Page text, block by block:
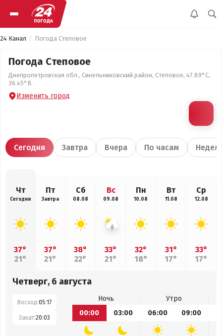
24 Канал Погода Степовое
Погода Степовое
Днепропетровская обл., Синельниковский район, Степовое, 47.89°С,
36.45°В
Изменить город
Сегодня Завтра Вчера По часам
Чт
Сегодня
37°
21°
Пт
Завтра
37°
21°
Сб
08.08
38°
22°
Вс
09.08
33°
21°
Пн
10.08
32°
18°
Вт
11.08
31°
17°
Ср
12.08
33°
17°
Четверг, 6 августа
Восход:05:17
Закат:20:03
Ночь
Утро
00:00
03:00 06:00 09:00